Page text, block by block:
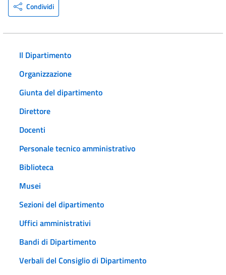
Condividi
Il Dipartimento
Organizzazione
Giunta del dipartimento
Direttore
Docenti
Personale tecnico amministrativo
Biblioteca
Musei
Sezioni del dipartimento
Uffici amministrativi
Bandi di Dipartimento
Verbali del Consiglio di Dipartimento